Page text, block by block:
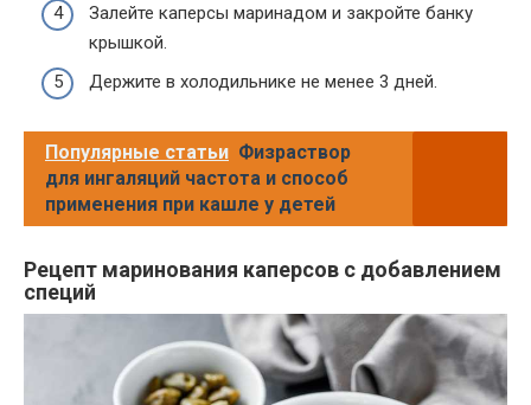
Залейте каперсы маринадом и закройте банку
крышкой.
Держите в холодильнике не менее 3 дней.
Популярные статьи Физраствор
для ингаляций частота и способ
применения при кашле у детей
Рецепт маринования каперсов с добавлением
специй